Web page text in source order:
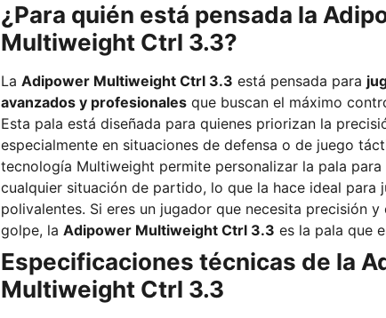
¿Para quién está pensada la
Multiweight Ctrl 3.3?
La Adipower Multiweight Ctrl 3.3 está pensada para
avanzados y profesionales que buscan el máximo
Esta pala está diseñada para quienes priorizan la
especialmente en situaciones de defensa o de juego táctico.
tecnología Multiweight permite personalizar la pala para
cualquier situación de partido, lo que la hace ideal para
polivalentes. Si eres un jugador que necesita precisión
golpe, la Adipower Multiweight Ctrl 3.3 es la pala que
Especificaciones técnicas de la
Multiweight Ctrl 3.3